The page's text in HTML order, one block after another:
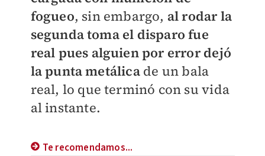
fogueo, sin embargo, al rodar la
segunda toma el disparo fue
real pues alguien por error dejó
la punta metálicade un bala
real, lo que terminó con su vida
al instante.
Te recomendamos...